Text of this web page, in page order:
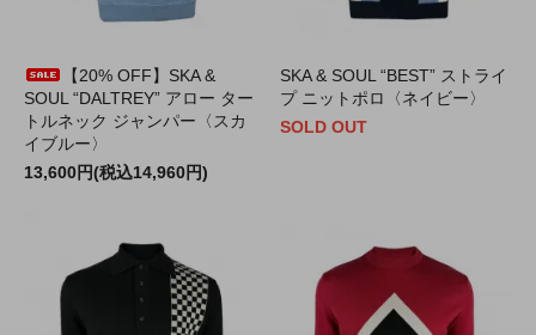
【20% OFF】SKA &
SOUL “DALTREY” アロー ター
トルネック ジャンパー〈スカ
イブルー〉
13,600円(税込14,960円)
SKA & SOUL “BEST” ストライ
プ ニットポロ〈ネイビー〉
SOLD OUT